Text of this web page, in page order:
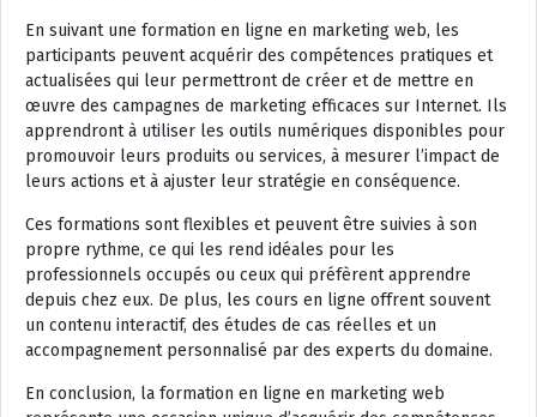
En suivant une formation en ligne en marketing web, les
participants peuvent acquérir des compétences pratiques et
actualisées qui leur permettront de créer et de mettre en
œuvre des campagnes de marketing efficaces sur Internet. Ils
apprendront à utiliser les outils numériques disponibles pour
promouvoir leurs produits ou services, à mesurer l’impact de
leurs actions et à ajuster leur stratégie en conséquence.
Ces formations sont flexibles et peuvent être suivies à son
propre rythme, ce qui les rend idéales pour les
professionnels occupés ou ceux qui préfèrent apprendre
depuis chez eux. De plus, les cours en ligne offrent souvent
un contenu interactif, des études de cas réelles et un
accompagnement personnalisé par des experts du domaine.
En conclusion, la formation en ligne en marketing web